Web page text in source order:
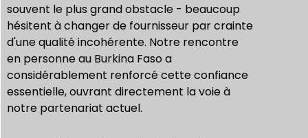
souvent le plus grand obstacle - beaucoup
hésitent à changer de fournisseur par crainte
d'une qualité incohérente. Notre rencontre
en personne au Burkina Faso a
considérablement renforcé cette confiance
essentielle, ouvrant directement la voie à
notre partenariat actuel.